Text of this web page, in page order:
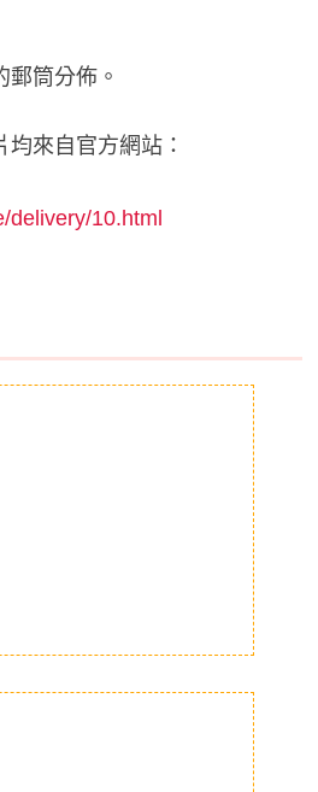
筒分佈。
來自官方網站：
delivery/10.html